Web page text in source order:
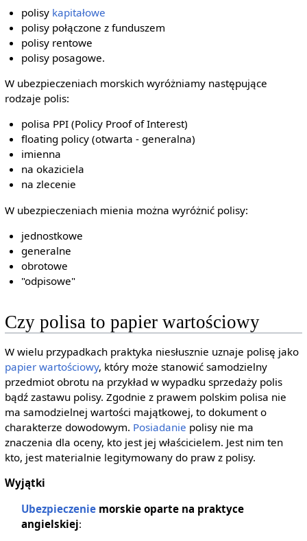
polisy kapitałowe
polisy połączone z funduszem
polisy rentowe
polisy posagowe.
W ubezpieczeniach morskich wyróżniamy następujące
rodzaje polis:
polisa PPI (Policy Proof of Interest)
floating policy (otwarta - generalna)
imienna
na okaziciela
na zlecenie
W ubezpieczeniach mienia można wyróżnić polisy:
jednostkowe
generalne
obrotowe
"odpisowe"
Czy polisa to papier wartościowy
W wielu przypadkach praktyka niesłusznie uznaje polisę jako
papier wartościowy, który może stanowić samodzielny
przedmiot obrotu na przykład w wypadku sprzedaży polis
bądź zastawu polisy. Zgodnie z prawem polskim polisa nie
ma samodzielnej wartości majątkowej, to dokument o
charakterze dowodowym. Posiadanie polisy nie ma
znaczenia dla oceny, kto jest jej właścicielem. Jest nim ten
kto, jest materialnie legitymowany do praw z polisy.
Wyjątki
Ubezpieczenie morskie oparte na praktyce
angielskiej: